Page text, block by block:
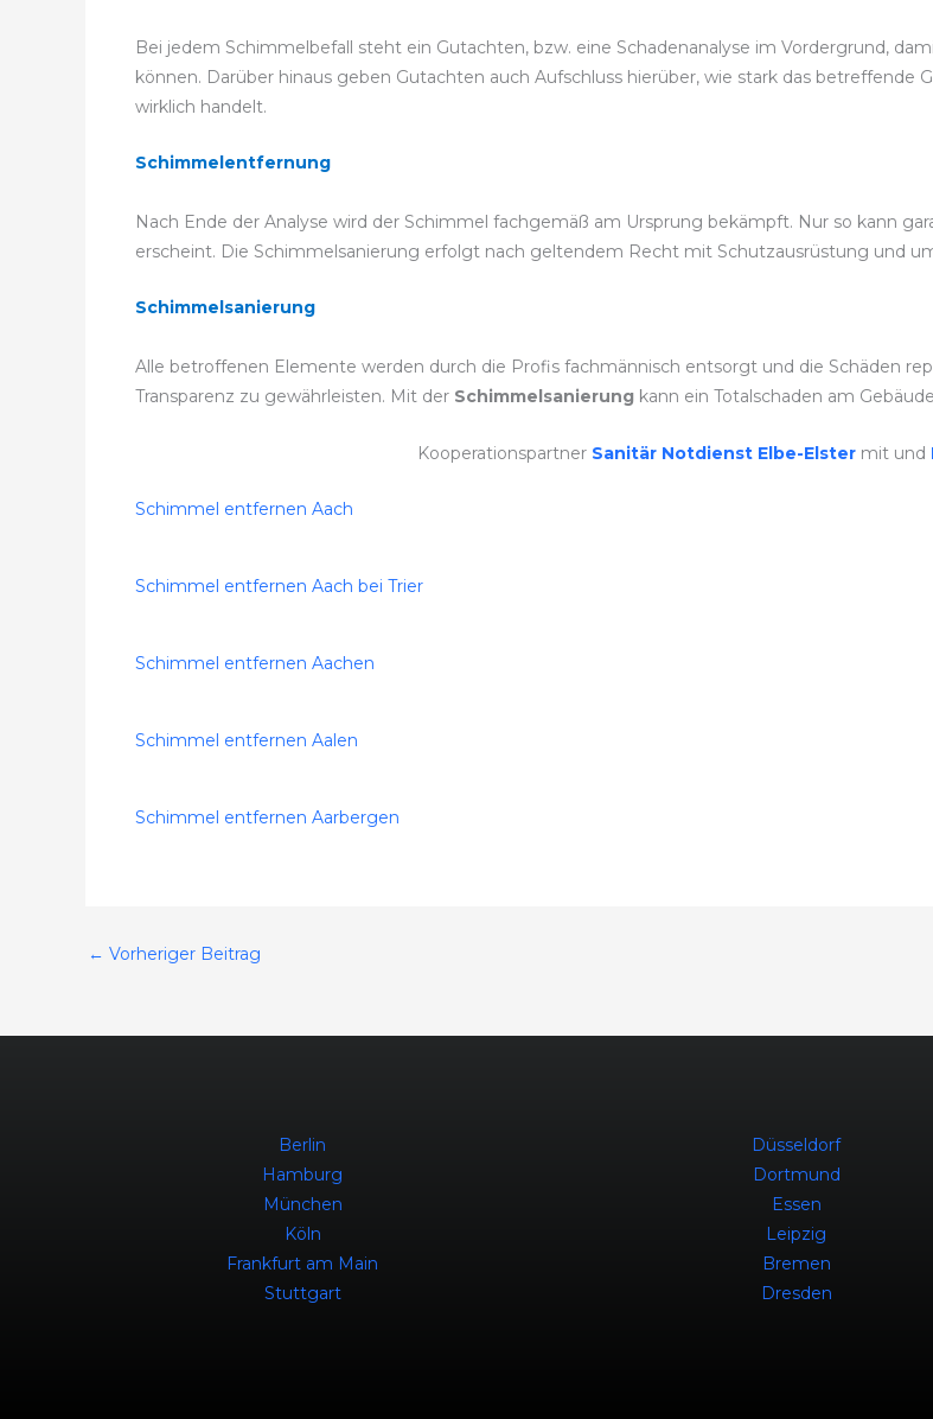
Bei jedem Schimmelbefall steht ein Gutachten, bzw. eine Schadenanalyse im Vordergrund,
können. Darüber hinaus geben Gutachten auch Aufschluss hierüber, wie stark das
wirklich handelt.
Schimmelentfernung
Nach Ende der Analyse wird der Schimmel fachgemäß am Ursprung bekämpft. Nur so kann
erscheint. Die Schimmelsanierung erfolgt nach geltendem Recht mit Schutzausrüstung und
Schimmelsanierung
Alle betroffenen Elemente werden durch die Profis fachmännisch entsorgt und die Schäden
Transparenz zu gewährleisten. Mit der Schimmelsanierung kann ein Totalschaden am
Kooperationspartner Sanitär Notdienst Elbe-Elster mit und
Schimmel entfernen Aach
Schimmel entfernen Aach bei Trier
Schimmel entfernen Aachen
Schimmel entfernen Aalen
Schimmel entfernen Aarbergen
← Vorheriger Beitrag
Berlin
Hamburg
München
Köln
Frankfurt am Main
Stuttgart
Düsseldorf
Dortmund
Essen
Leipzig
Bremen
Dresden